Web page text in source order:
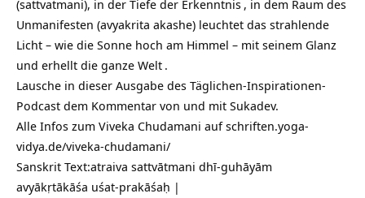
(sattvatmani), in der Tiefe der Erkenntnis , in dem Raum des
Unmanifesten (avyakrita akashe) leuchtet das strahlende
Licht – wie die Sonne hoch am Himmel – mit seinem Glanz
und erhellt die ganze Welt .
Lausche in dieser Ausgabe des Täglichen-Inspirationen-
Podcast dem Kommentar von und mit Sukadev.
Alle Infos zum Viveka Chudamani aufschriften.yoga-
vidya.de/viveka-chudamani/
Sanskrit Text:atraiva sattvātmani dhī-guhāyām
avyākṛtākāśa uśat-prakāśaḥ |